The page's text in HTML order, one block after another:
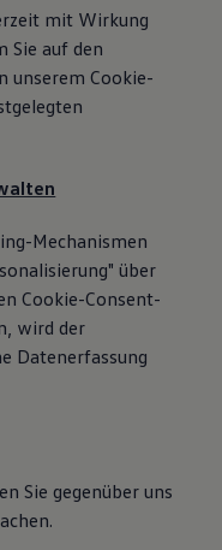
mit Wirkung
Sie auf den
unserem Cookie-
Mechanismen
über
Cookie-Consent-
wird der
Datenerfassung
Sie gegenüber uns